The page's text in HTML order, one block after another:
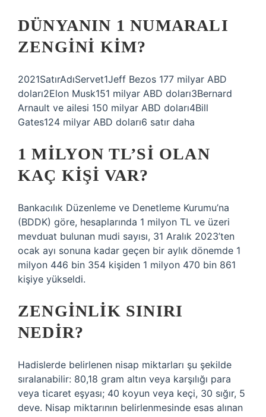
DÜNYANIN 1 NUMARALI
ZENGINI KIM?
2021SatırAdıServet1Jeff Bezos 177 milyar ABD
doları2Elon Musk151 milyar ABD doları3Bernard
Arnault ve ailesi 150 milyar ABD doları4Bill
Gates124 milyar ABD doları6 satır daha
1 MILYON TL’SI OLAN
KAÇ KIŞI VAR?
Bankacılık Düzenleme ve Denetleme Kurumu’na
(BDDK) göre, hesaplarında 1 milyon TL ve üzeri
mevduat bulunan mudi sayısı, 31 Aralık 2023’ten
ocak ayı sonuna kadar geçen bir aylık dönemde 1
milyon 446 bin 354 kişiden 1 milyon 470 bin 861
kişiye yükseldi.
ZENGINLIK SINIRI
NEDIR?
Hadislerde belirlenen nisap miktarları şu şekilde
sıralanabilir: 80,18 gram altın veya karşılığı para
veya ticaret eşyası; 40 koyun veya keçi, 30 sığır, 5
deve. Nisap miktarının belirlenmesinde esas alınan